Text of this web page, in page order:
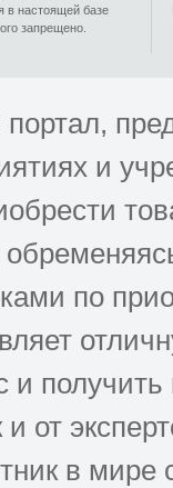
в настоящей базе
запрещено.
портал,
и
по
и
и от
в